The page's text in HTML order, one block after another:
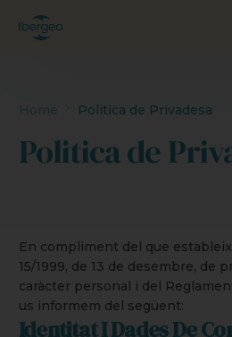
Home Politica de Privadesa
Politica de
En compliment del que
15/1999, de 13 de desembre, de
caràcter personal i del
us informem del següent:
Identitat I Dades De